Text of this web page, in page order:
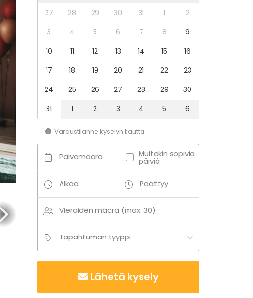
27 28 29 30 31 1
2
3
4 5 6 7 8
9
10
11 12 13 14 15
16
17
18 19 20 21 22
23
24
25 26 27 28 29
30
31
1 2 3 4 5 6
Varaustilanne kyselyn kautta
Päivämäärä Muitakin sopivia
päiviä
Alkaa Päättyy
Vieraiden määrä (max. 30)
Tapahtuman tyyppi
Lähetä kysely